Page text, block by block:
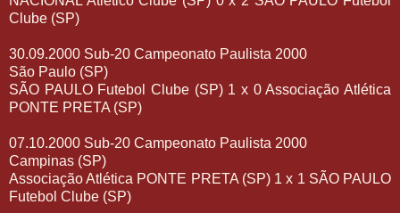
Clube (SP)
30.09.2000 Sub-20 Campeonato Paulista 2000
São Paulo (SP)
SÃO PAULO Futebol Clube (SP) 1 x 0 Associação Atlética
PONTE PRETA (SP)
07.10.2000 Sub-20 Campeonato Paulista 2000
Campinas (SP)
Associação Atlética PONTE PRETA (SP) 1 x 1 SÃO PAULO
Futebol Clube (SP)